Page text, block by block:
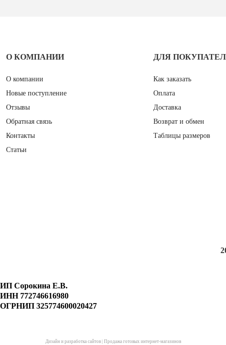
О КОМПАНИИ
О компании
Новые поступление
Отзывы
Обратная связь
Контакты
Статьи
ДЛЯ
Как заказать
Оплата
Доставка
Возврат и обмен
Таблицы размеров
ИП Сорокина Е.В.
ИНН 772746616980
ОГРНИП 325774600020427
Дизайн и разработка сайтов| Продажа готовых интернет-магазинов